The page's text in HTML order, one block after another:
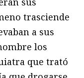
trasciende
a sus
los
que trató